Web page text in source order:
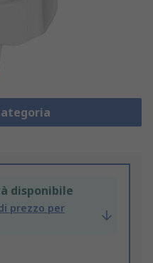
disponibile
prezzo per